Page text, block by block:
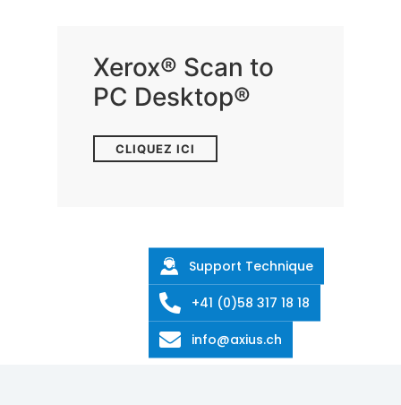
Xerox® Scan to
PC Desktop®
CLIQUEZ ICI
Support Technique
+41 (0)58 317 18 18
info@axius.ch